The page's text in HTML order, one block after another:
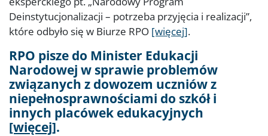
Deinstytucjonalizacji – potrzeba przyjęcia i realizacji”,
które odbyło się w Biurze RPO [więcej].
RPO pisze do Minister Edukacji
Narodowej w sprawie problemów
związanych z dowozem uczniów z
niepełnosprawnościami do szkół i
innych placówek edukacyjnych
[więcej].